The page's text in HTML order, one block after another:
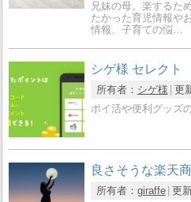
兄妹の母。楽するた
たかった育児情報や
情報、子育ての悩…
シゲ様 セレクト
所有者： シゲ様 更
ポイ活や便利グッズ
良さそうな楽天
所有者： giraffe 更